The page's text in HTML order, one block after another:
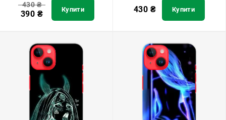
430₴
390 ₴ Купити 430 ₴ Купити